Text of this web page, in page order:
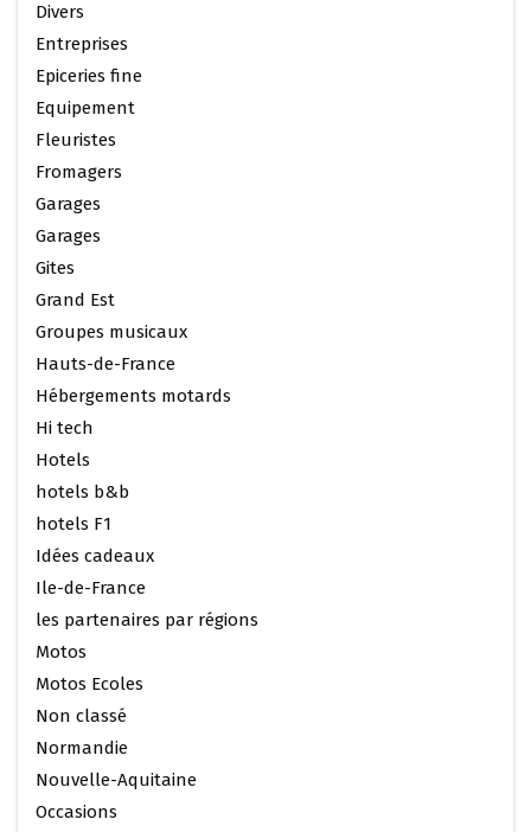
Divers
Entreprises
Epiceries fine
Equipement
Fleuristes
Fromagers
Garages
Garages
Gites
Grand Est
Groupes musicaux
Hauts-de-France
Hébergements motards
Hi tech
Hotels
hotels b&b
hotels F1
Idées cadeaux
Ile-de-France
les partenaires par régions
Motos
Motos Ecoles
Non classé
Normandie
Nouvelle-Aquitaine
Occasions